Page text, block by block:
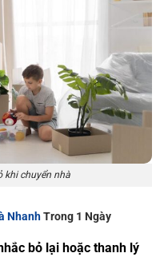
khi chuyển nhà
NhanhTrong 1 Ngày
bỏ lại hoặc thanh lý